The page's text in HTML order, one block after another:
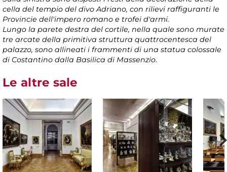
cella del tempio del divo Adriano, con rilievi raffiguranti le
Provincie dell'impero romano e trofei d'armi.
Lungo la parete destra del cortile, nella quale sono murate
tre arcate della primitiva struttura quattrocentesca del
palazzo, sono allineati i frammenti di una statua colossale
di Costantino dalla Basilica di Massenzio.
Le altre sale